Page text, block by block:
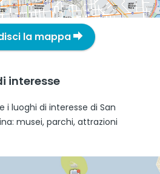
la mappa
interesse
luoghi di interesse di San
musei, parchi, attrazioni